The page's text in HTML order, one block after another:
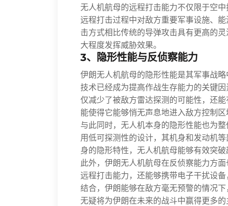
无人机航母的远程打击能力不仅限于空
远程打击过程中对敌方重要军事设施、
击方式相比传统的导弹攻击具有更高的
大程度发挥威胁效果。
3、隐形性能与反侦察能力
伊朗无人机航母的隐形性能是其军事战
技术已经成为提高作战生存能力的关键
仅减少了被敌方雷达探测的可能性，还
能使得它能够悄无声息地进入敌方控制
与此同时，无人机本身的隐形性能也为
用低可探测性的设计，其机身和发动机
身的隐形特性，无人机航母能够有效突
此外，伊朗无人机航母在反侦察能力方
远程打击能力，还能够携带电子干扰设
结合，伊朗能够在敌方毫无预警的情况
无疑将为伊朗在未来的战斗中赢得更多的